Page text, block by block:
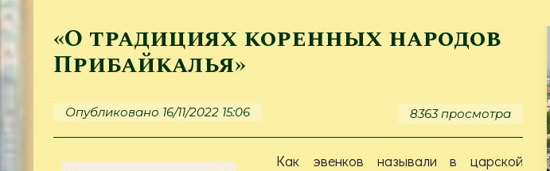
«О традициях коренных народов
Прибайкалья»
Опубликовано 16/11/2022 15:06 8363 просмотра
Как эвенков называли в царской